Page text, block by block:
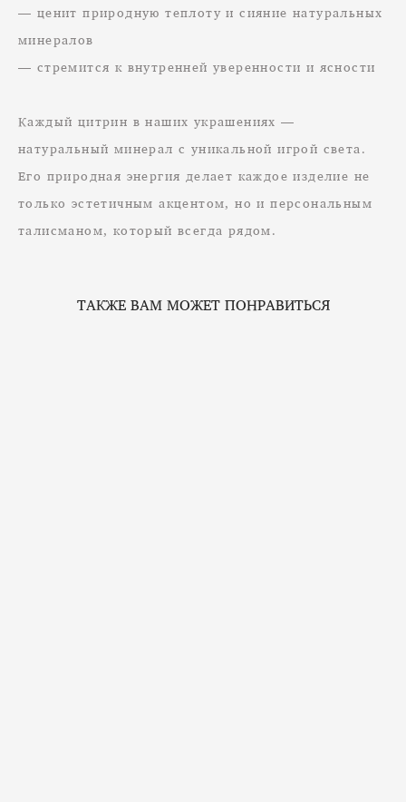
— ценит природную теплоту и сияние натуральных
минералов
— стремится к внутренней уверенности и ясности
Каждый цитрин в наших украшениях —
натуральный минерал с уникальной игрой света.
Его природная энергия делает каждое изделие не
только эстетичным акцентом, но и персональным
талисманом, который всегда рядом.
ТАКЖЕ ВАМ МОЖЕТ ПОНРАВИТЬСЯ